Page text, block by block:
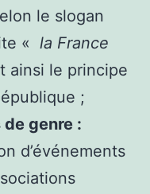
le slogan
« la France
ainsi le principe
;
genre :
d’événements